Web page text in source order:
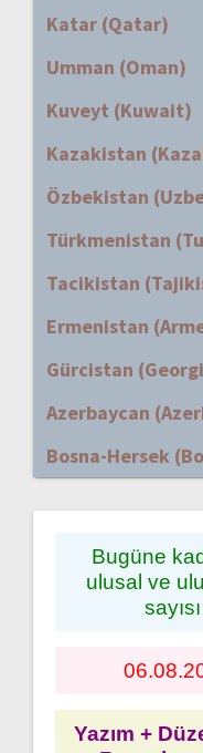
Katar (Qatar)
Umman (Oman)
Kuveyt (Kuwait)
Kazakistan
Özbekistan
Türkmenistan
Tacikistan
Ermenistan
Gürcistan
Azerbaycan
Bosna-Hersek
Bugüne
ulusal ve
Yazım +